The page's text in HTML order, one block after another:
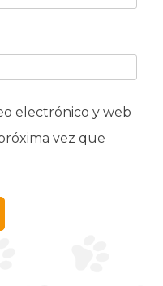
electrónico y web
vez que